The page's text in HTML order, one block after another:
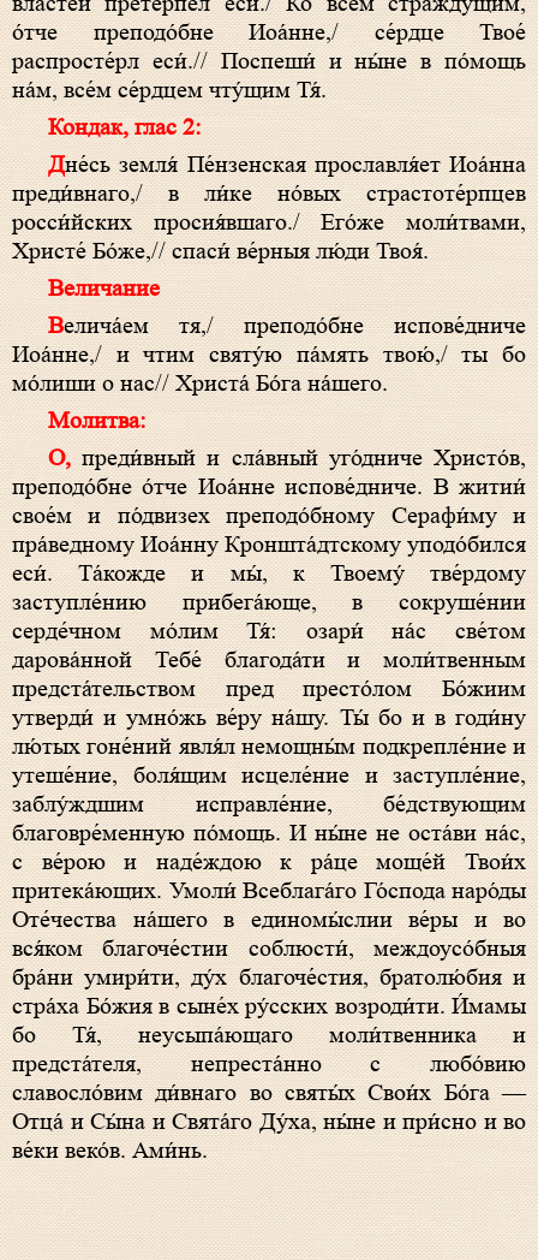
о́тче преподо́бне Иоа́нне,/ се́рдце Твое́
распросте́рл еси́.// Поспеши́ и ны́не в по́мощь
на́м, все́м се́рдцем чту́щим Тя́.
Кондак, глас 2:
Дне́сь земля́ Пе́нзенская прославля́ет Иоа́нна
преди́внаго,/ в ли́ке но́вых страстоте́рпцев
росси́йских просия́вшаго./ Его́же моли́твами,
Христе́ Бо́же,// спаси́ ве́рныя лю́ди Твоя́.
Величание
Велича́ем тя,/ преподо́бне испове́дниче
Иоа́нне,/ и чтим святу́ю па́мять твою́,/ ты бо
мо́лиши о нас// Христа́ Бо́га на́шего.
Молитва:
О, преди́вный и сла́вный уго́дниче Христо́в,
преподо́бне о́тче Иоа́нне испове́дниче. В житии́
свое́м и по́двизех преподо́бному Серафи́му и
пра́ведному Иоа́нну Кроншта́дтскому уподо́бился
еси́. Та́кожде и мы́, к Твоему́ тве́рдому
заступле́нию прибега́юще, в сокруше́нии
серде́чном мо́лим Тя́: озари́ на́с све́том
дарова́нной Тебе́ благода́ти и моли́твенным
предста́тельством пред престо́лом Бо́жиим
утверди́ и умно́жь ве́ру на́шу. Ты́ бо и в годи́ну
лю́тых гоне́ний явля́л немощны́м подкрепле́ние и
утеше́ние, боля́щим исцеле́ние и заступле́ние,
заблу́ждшим исправле́ние, бе́дствующим
благовре́менную по́мощь. И ны́не не оста́ви на́с,
с ве́рою и наде́ждою к ра́це моще́й Твои́х
притека́ющих. Умоли́ Всеблага́го Го́спода наро́ды
Оте́чества на́шего в единомы́слии ве́ры и во
вся́ком благоче́стии соблюсти́, междоусо́бныя
бра́ни умири́ти, ду́х благоче́стия, братолю́бия и
стра́ха Бо́жия в сыне́х ру́сских возроди́ти. И́мамы
бо Тя́, неусыпа́ющаго моли́твенника и
предста́теля, непреста́нно с любо́вию
славосло́вим ди́внаго во святы́х Свои́х Бо́га —
Отца́ и Сы́на и Свята́го Ду́ха, ны́не и при́сно и во
ве́ки веко́в. Ами́нь.